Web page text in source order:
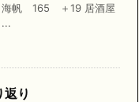
海帆 165 ＋19 居酒屋
り